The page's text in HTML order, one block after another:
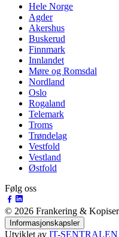
Hele Norge
Agder
Akershus
Buskerud
Finnmark
Innlandet
Møre og Romsdal
Nordland
Oslo
Rogaland
Telemark
Troms
Trøndelag
Vestfold
Vestland
Østfold
Følg oss
© 2026 Frankering &
Informasjonskapsler
Utviklet av IT-SENTRALEN